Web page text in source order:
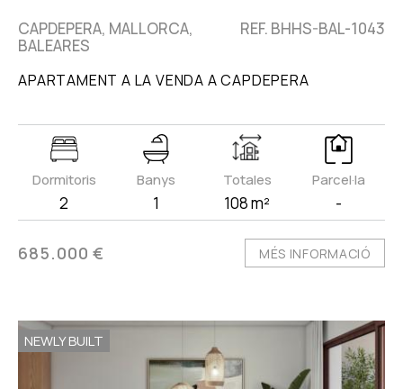
CAPDEPERA, MALLORCA,
BALEARES
REF. BHHS-BAL-1043
APARTAMENT A LA VENDA A CAPDEPERA
Dormitoris
2
Banys
1
Totales
108 m²
Parcel·la
-
685.000 € MÉS INFORMACIÓ
NEWLY BUILT